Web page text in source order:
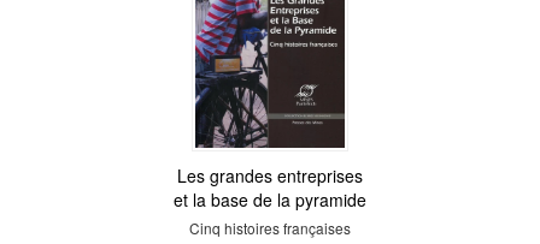
Les grandes entreprises
et la base de la pyramide
Cinq histoires françaises